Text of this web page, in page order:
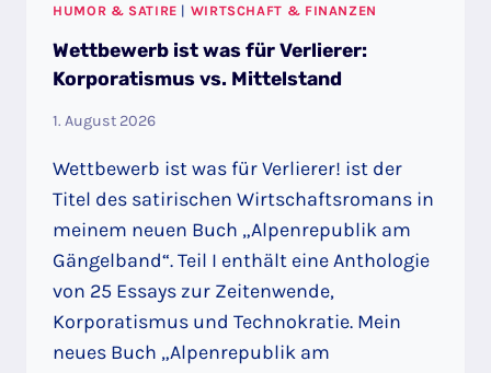
HUMOR & SATIRE | WIRTSCHAFT & FINANZEN
Wettbewerb ist was für Verlierer:
Korporatismus vs. Mittelstand
1. August 2026
Wettbewerb ist was für Verlierer! ist der
Titel des satirischen Wirtschaftsromans in
meinem neuen Buch „Alpenrepublik am
Gängelband“. Teil I enthält eine Anthologie
von 25 Essays zur Zeitenwende,
Korporatismus und Technokratie. Mein
neues Buch „Alpenrepublik am